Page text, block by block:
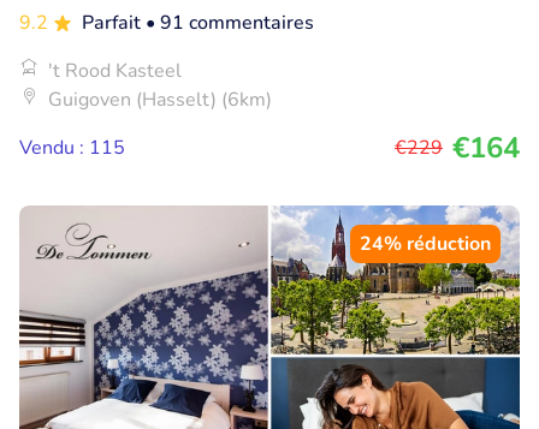
9.2 Parfait • 91 commentaires
't Rood Kasteel
Guigoven (Hasselt) (6km)
Vendu : 115
€229 €164
24% réduction